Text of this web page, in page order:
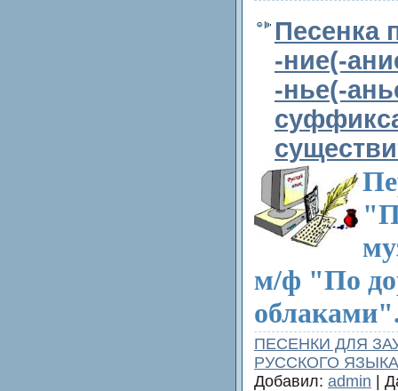
Песенка
-ние(-
-нье(-
м/ф "По
ПЕСЕНКИ ДЛЯ
РУССКОГО ЯЗЫКА
Добавил: admin |